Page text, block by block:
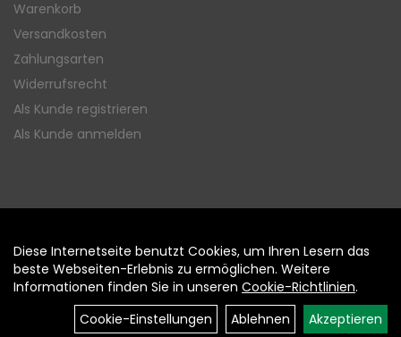
Warenkorb
Versandkosten
Zahlungsarten
Widerrufsrecht
Als Kunde registrieren
Als Kunde anmelden
Diese Internetseite benutzt Cookies, um Ihren Lesern das
beste Webseiten-Erlebnis zu ermöglichen. Weitere
Informationen finden Sie in unseren Cookie-Richtlinien.
Cookie-Einstellungen
Ablehnen Akzeptieren
Auftrag widerrufen